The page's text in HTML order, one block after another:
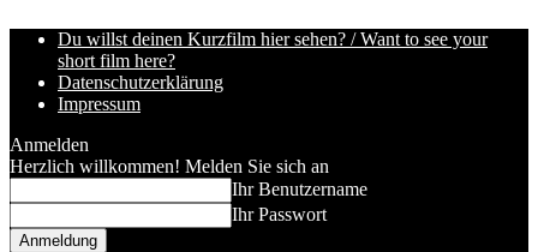
Du willst deinen Kurzfilm hier sehen? / Want to see your
short film here?
Datenschutzerklärung
Impressum
Anmelden
Herzlich willkommen! Melden Sie sich an
Ihr Benutzername
Ihr Passwort